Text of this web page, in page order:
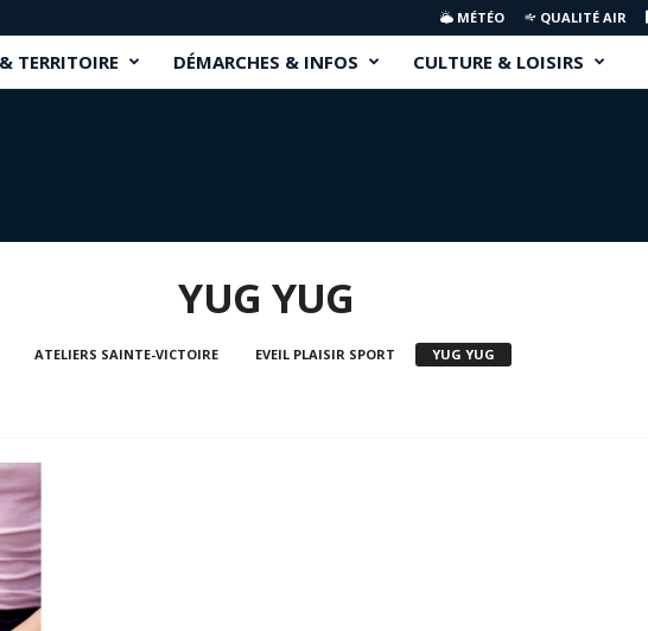
MÉTÉO QUALITÉ AIR
TERRITOIRE DÉMARCHES & INFOS CULTURE & LOISIRS
YUG YUG
ATELIERS SAINTE-VICTOIRE EVEIL PLAISIR SPORT YUG YUG